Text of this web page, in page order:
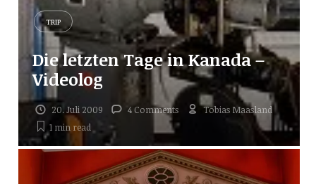
TRIP
Die letzten Tage in Kanada –
Videolog
20. Juli 2009 4 Comments
Tobias Maasland
1 min read